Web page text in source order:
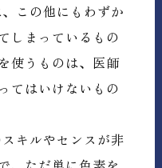
この他にもわずか
しまっているもの
使うものは、医師
てはいけないもの
キルやセンスが非